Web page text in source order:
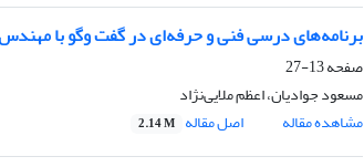
برنامه‌های درسی فنی و حرفه‌ای در گفت وگو با
صفحه13-27
مسعود جوادیان، اعظم ملایی‌نژاد
مشاهده مقاله
اصل مقاله 2.14 M